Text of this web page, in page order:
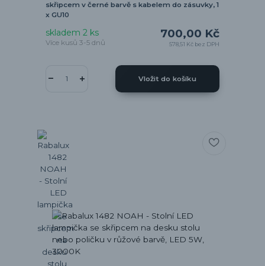
skřipcem v černé barvě s kabelem do zásuvky, 1
x GU10
700,00 Kč
578,51 Kč bez DPH
skladem 2 ks
Více kusů 3-5 dnů
Vložit do košíku